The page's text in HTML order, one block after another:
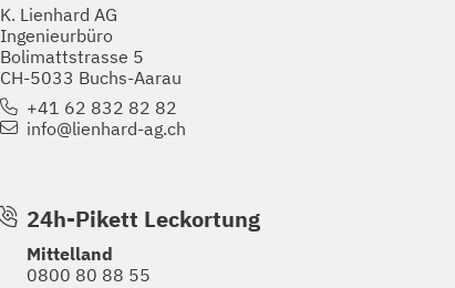
K. Lienhard AG
Ingenieurbüro
Bolimattstrasse 5
CH-5033 Buchs-Aarau
+41 62 832 82 82
info@lienhard-ag.ch
24h-Pikett Leckortung
Mittelland
0800 80 88 55